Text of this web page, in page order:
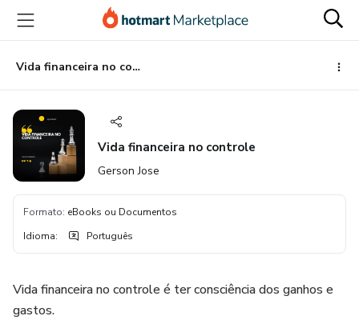
para
conteúdo
principal
para
pagamento
para
rodapé
Vida financeira no controle
Vida financeira no controle
Gerson Jose
Formato: eBooks ou Documentos
Idioma: Português
Vida financeira no controle é ter consciência dos ganhos e
gastos.